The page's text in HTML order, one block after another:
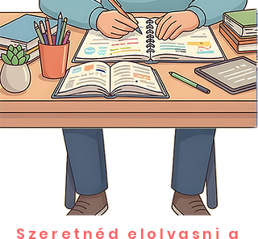
Szeretnéd elolvasni a